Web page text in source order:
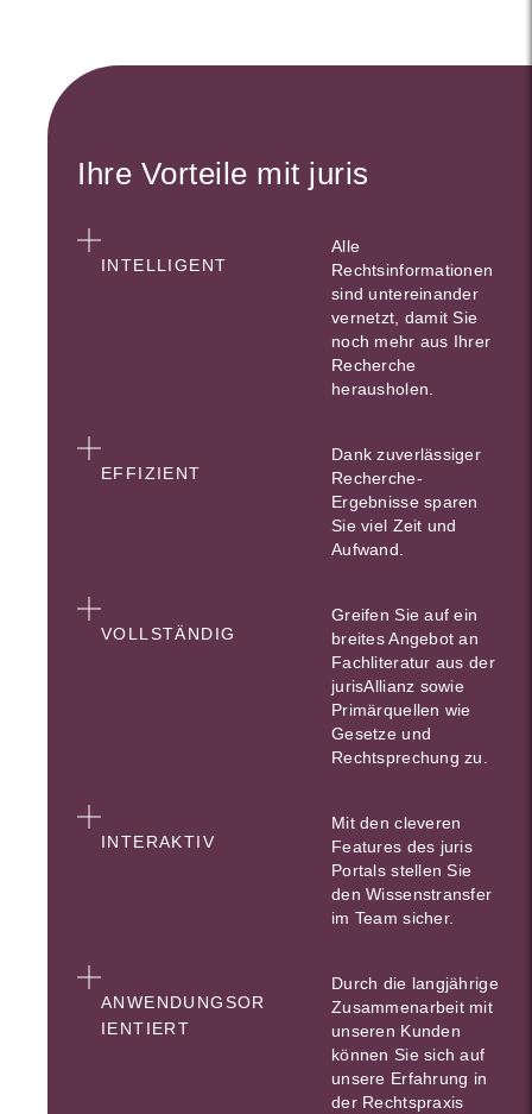
Ihre Vorteile mit juris
INTELLIGENT
Alle
Rechtsinformationen
sind untereinander
vernetzt, damit Sie
noch mehr aus Ihrer
Recherche
herausholen.
EFFIZIENT
Dank zuverlässiger
Recherche-
Ergebnisse sparen
Sie viel Zeit und
Aufwand.
VOLLSTÄNDIG
Greifen Sie auf ein
breites Angebot an
Fachliteratur aus der
jurisAllianz sowie
Primärquellen wie
Gesetze und
Rechtsprechung zu.
INTERAKTIV
Mit den cleveren
Features des juris
Portals stellen Sie
den Wissenstransfer
im Team sicher.
ANWENDUNGSOR
IENTIERT
Durch die langjährige
Zusammenarbeit mit
unseren Kunden
können Sie sich auf
unsere Erfahrung in
der Rechtspraxis